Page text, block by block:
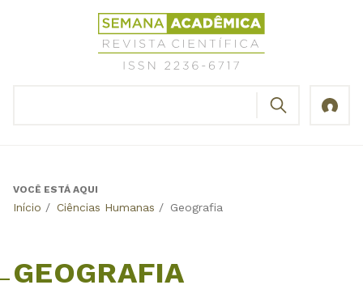
Revista
Científica
Semana
Back
VOCÊ ESTÁ AQUI
Início / Ciências Humanas / Geografia
GEOGRAFIA